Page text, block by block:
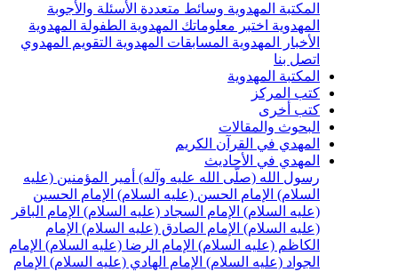
المهدويةوسائط متعددةالأسئلة والأجوبة
اختبر معلوماتك المهدويةالطفولة المهدوية
المهدويةالمسابقات المهدويةالتقويم المهدوي
المهدوية
والمقالات
في القرآن الكريم
في الأحاديث
الله (صلّى الله عليه وآله) أمير المؤمنين (عليه
الإمام الحسن (عليه السلام) الإمام الحسين
الإمام السجاد (عليه السلام) الإمام الباقر
الإمام الصادق (عليه السلام) الإمام
(عليه السلام) الإمام الرضا (عليه السلام) الإمام
(عليه السلام) الإمام الهادي (عليه السلام) الإمام